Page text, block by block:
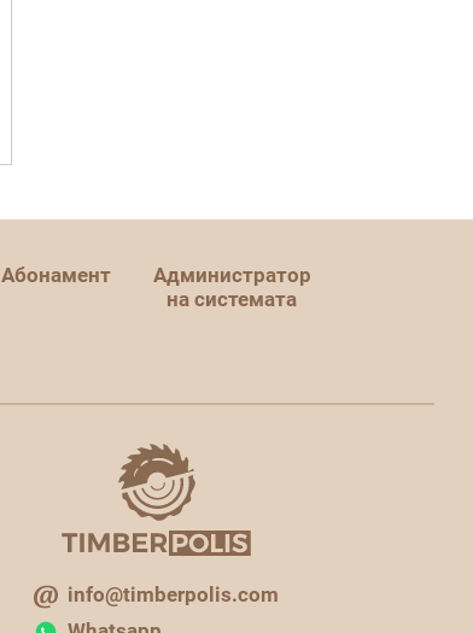
Абонамент
Администратор
на системата
info@timberpolis.com